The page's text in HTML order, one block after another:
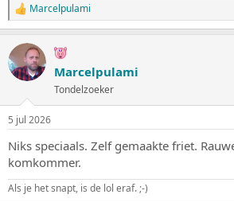
W
a
r
d
e
i
n
g
e
n
:
Marcelpulami
Marcelpulami
Tondelzoeker
5 jul 2026
Niks speciaals. Zelf gemaakte friet.
komkommer.
Als je het snapt, is de lol eraf. ;-)